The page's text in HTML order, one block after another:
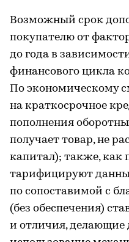
Возможный срок
покупателю от
до года в
финансового цикла
По экономическому
на краткосрочное
пополнения
получает товар, не
капитал); также, как
тарифицируют
по сопоставимой с
(без обеспечения)
и отличия,